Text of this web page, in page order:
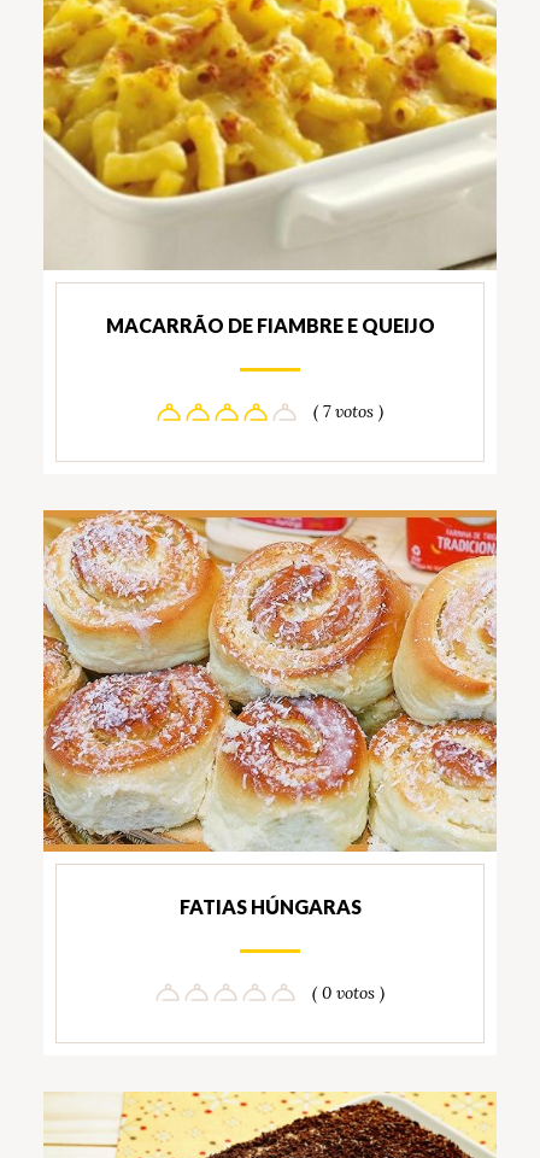
MACARRÃO DE FIAMBRE E QUEIJO
( 7 votos )
FATIAS HÚNGARAS
( 0 votos )